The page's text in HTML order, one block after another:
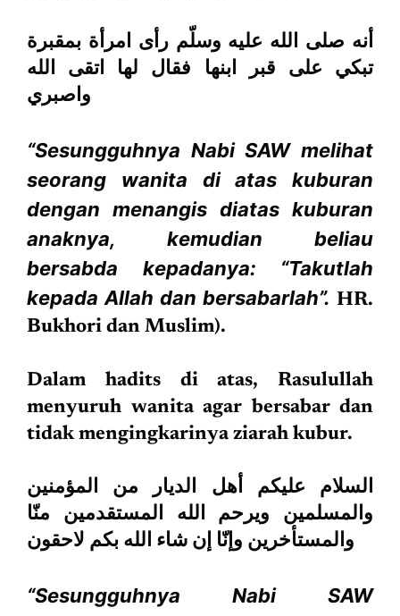
أنه صلى الله عليه وسلّم رأى امرأة بمقبرة
تبكي على قبر ابنها فقال لها اتقى الله
واصبري
“Sesungguhnya Nabi SAW melihat
seorang wanita di atas kuburan
dengan menangis diatas kuburan
anaknya, kemudian beliau
bersabda kepadanya: “Takutlah
kepada Allah dan bersabarlah”. HR.
Bukhori dan Muslim).
Dalam hadits di atas, Rasulullah
menyuruh wanita agar bersabar dan
tidak mengingkarinya ziarah kubur.
السلام عليكم أهل الديار من المؤمنين
والمسلمين ويرحم الله المستقدمين منّا
والمستأخرين وإنّا إن شاء الله بكم لاحقون
“Sesungguhnya Nabi SAW